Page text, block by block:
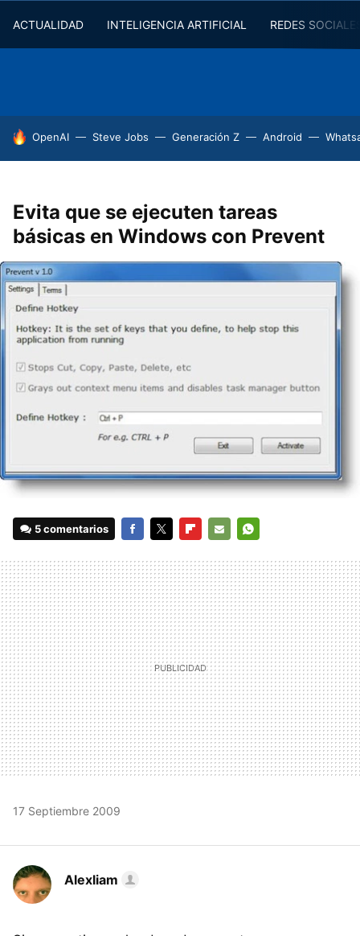
ACTUALIDAD INTELIGENCIA ARTIFICIAL REDES
HOY SE HABLA DE
OpenAI Steve Jobs Generación Z Android
Evita que se ejecuten tareas
básicas en Windows con Prevent
5 comentarios
MAIL
17 Septiembre 2009
Alexliam